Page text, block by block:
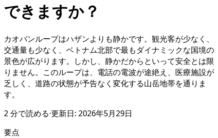
できますか？
カオバンループはハザンよりも静かです。観光客が少なく、
交通量も少なく、ベトナム北部で最もダイナミックな国境の
景色が広がります。しかし、静かだからといって安全とは限
りません。このループは、電話の電波が途絶え、医療施設が
乏しく、道路の状態が予告なく変化する山岳地帯を通りま
す。
2分で読める·更新日: 2026年5月29日
要点